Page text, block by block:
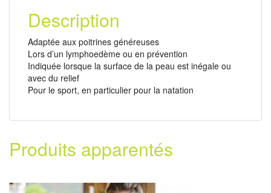
Description
Adaptée aux poitrines généreuses
Lors d’un lymphoedème ou en prévention
Indiquée lorsque la surface de la peau est inégale ou
avec du relief
Pour le sport, en particulier pour la natation
Produits apparentés